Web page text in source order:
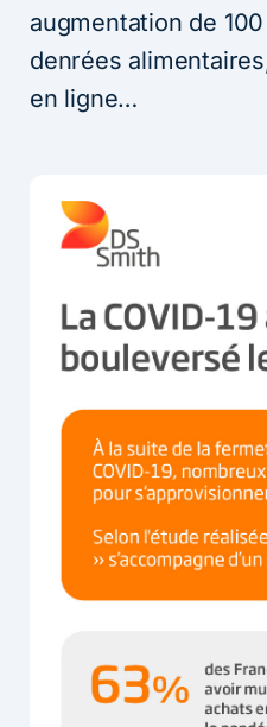
augmentation de
denrées
en ligne…